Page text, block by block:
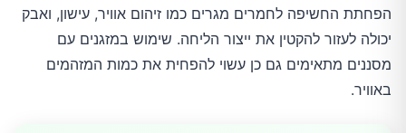
הפחתת החשיפה לחמרים מגרים כמו זיהום אוויר, עישון, ואבק
יכולה לעזור להקטין את ייצור הליחה. שימוש במזגנים עם
מסננים מתאימים גם כן עשוי להפחית את כמות המזהמים
באוויר.